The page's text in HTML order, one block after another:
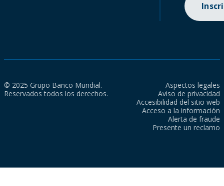
© 2025 Grupo Banco Mundial.
Reservados todos los derechos.
Aspectos legales
Aviso de privacidad
Accesibilidad del sitio web
Acceso a la información
Alerta de fraude
Presente un reclamo